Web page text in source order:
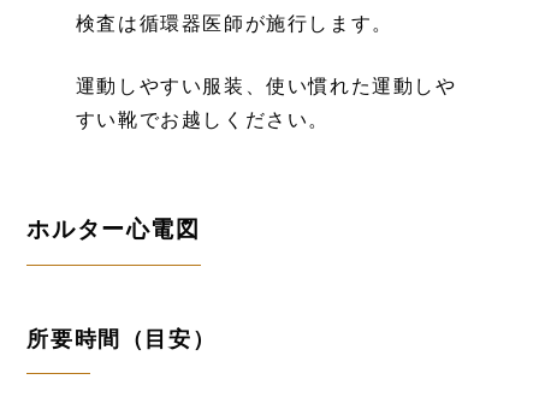
検査は循環器医師が施行します。
運動しやすい服装、使い慣れた運動しや
すい靴でお越しください。
ホルター心電図
所要時間（目安）